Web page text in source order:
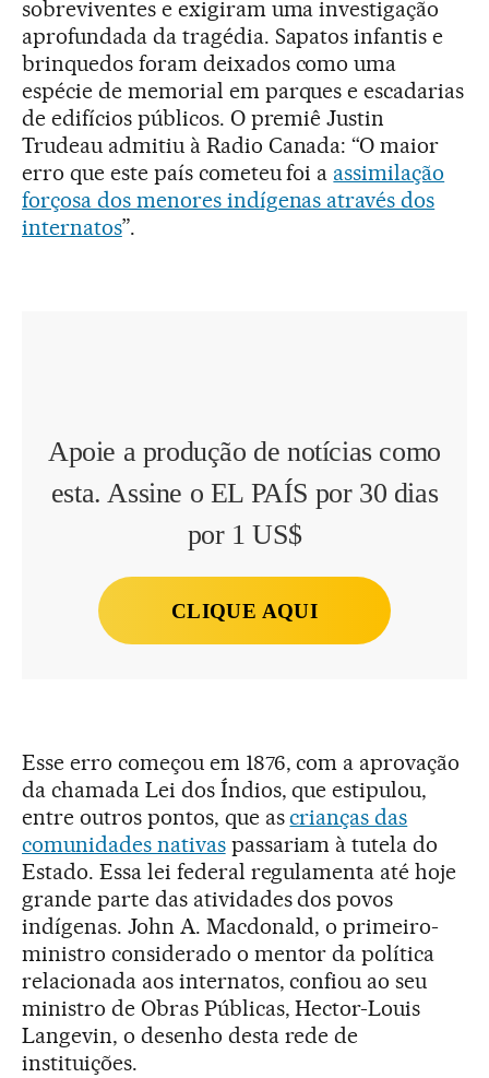
sobreviventes e exigiram uma investigação
aprofundada da tragédia. Sapatos infantis e
brinquedos foram deixados como uma
espécie de memorial em parques e escadarias
de edifícios públicos. O premiê Justin
Trudeau admitiu à Radio Canada: “O maior
erro que este país cometeu foi a assimilação
forçosa dos menores indígenas através dos
internatos”.
Apoie a produção de notícias como
esta. Assine o EL PAÍS por 30 dias
por 1 US$
CLIQUE AQUI
Esse erro começou em 1876, com a aprovação
da chamada Lei dos Índios, que estipulou,
entre outros pontos, que ascrianças das
comunidades nativaspassariam à tutela do
Estado. Essa lei federal regulamenta até hoje
grande parte das atividades dos povos
indígenas. John A. Macdonald, o primeiro-
ministro considerado o mentor da política
relacionada aos internatos, confiou ao seu
ministro de Obras Públicas, Hector-Louis
Langevin, o desenho desta rede de
instituições.